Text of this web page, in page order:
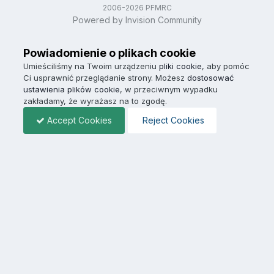
2006-2026 PFMRC
Powered by Invision Community
Powiadomienie o plikach cookie
Umieściliśmy na Twoim urządzeniu pliki cookie, aby pomóc
Ci usprawnić przeglądanie strony. Możesz dostosować
ustawienia plików cookie, w przeciwnym wypadku
zakładamy, że wyrażasz na to zgodę.
Accept Cookies Reject Cookies